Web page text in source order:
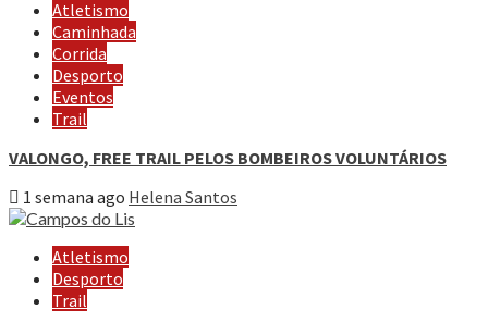
Atletismo
Caminhada
Corrida
Desporto
Eventos
Trail
VALONGO, FREE TRAIL PELOS BOMBEIROS VOLUNTÁRIOS
1 semana ago Helena Santos
Atletismo
Desporto
Trail